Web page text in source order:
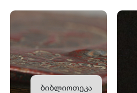
ბიბლიოთეკა